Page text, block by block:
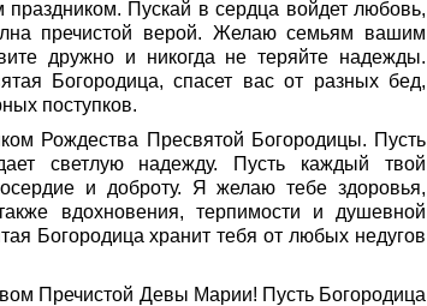
Пускай в сердца войдет любовь,
пречистой верой. Желаю семьям вашим
дружно и никогда не теряйте надежды.
Богородица, спасет вас от разных бед,
поступков.
Рождества Пресвятой Богородицы. Пусть
светлую надежду. Пусть каждый твой
и доброту. Я желаю тебе здоровья,
вдохновения, терпимости и душевной
Богородица хранит тебя от любых недугов
Пречистой Девы Марии! Пусть Богородица